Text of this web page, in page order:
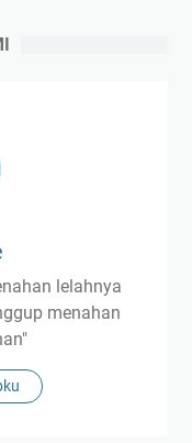
lelahnya
menahan